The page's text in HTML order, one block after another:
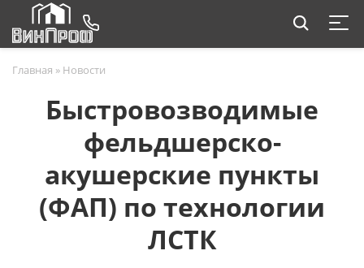
Главная » Новости
Быстровозводимые
фельдшерско-
акушерские пункты
(ФАП) по технологии
ЛСТК